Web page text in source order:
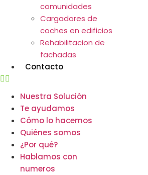
comunidades
Cargadores de
coches en edificios
Rehabilitacion de
fachadas
Contacto
Nuestra Solución
Te ayudamos
Cómo lo hacemos
Quiénes somos
¿Por qué?
Hablamos con
numeros